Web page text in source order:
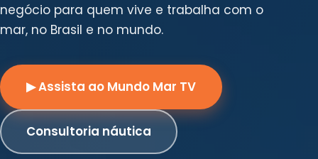
negócio para quem vive e trabalha com o
mar, no Brasil e no mundo.
▶ Assista ao Mundo Mar TV
Consultoria náutica